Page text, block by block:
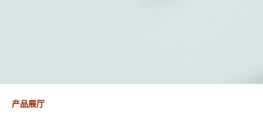
产品展厅